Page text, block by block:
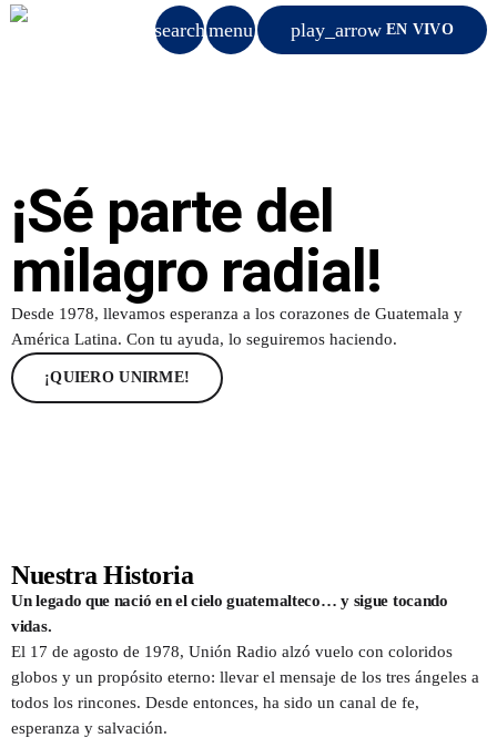
search menu play_arrow EN VIVO
close
play_arrow
UNIÓN RADIO
play_arrow
94.7 FM
TV
EVENTOS
PROYECTOS
¡Sé parte del
milagro radial!
Desde 1978, llevamos esperanza a los corazones de Guatemala y
América Latina. Con tu ayuda, lo seguiremos haciendo.
¡QUIERO UNIRME!
Nuestra Historia
Un legado que nació en el cielo guatemalteco… y sigue tocando
vidas.
El 17 de agosto de 1978, Unión Radio alzó vuelo con coloridos
globos y un propósito eterno: llevar el mensaje de los tres ángeles a
todos los rincones. Desde entonces, ha sido un canal de fe,
esperanza y salvación.